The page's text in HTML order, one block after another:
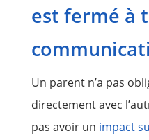
est fermé à
Un parent n’a pas
directement avec
pas avoir un impact